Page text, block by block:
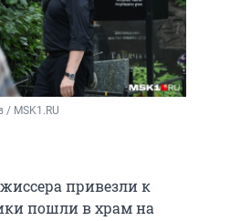
MSK1.RU
привезли к
пошли в храм на